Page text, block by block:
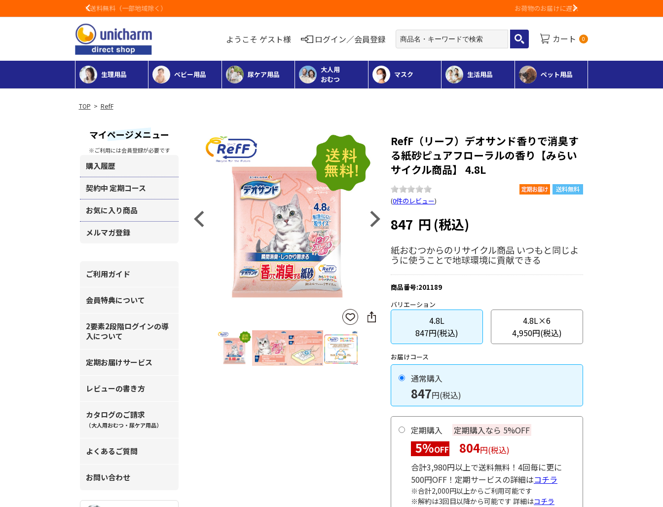
Previous
ようこそ ゲスト様 ログイン／会員登録 カート 0
生理用品 ベビー用品 尿ケア用品
大人用
おむつ
マスク 生活用品 ペット用品
> RefF
マイページメニュー
※ご利用には会員登録が必要です
購入履歴
契約中 定期コース
お気に入り商品
メルマガ登録
ご利用ガイド
会員特典について
2要素2段階ログインの導
入について
定期お届けサービス
レビューの書き方
カタログのご請求
（大人用おむつ・尿ケア用品）
よくあるご質問
お問い合わせ
Previous Next
お気
に入
りに
登録
SNS
に
RefF（リーフ）デオサンド香りで消臭す
る紙砂ピュアフローラルの香り【みらい
サイクル商品】 4.8L
(0件のレビュー)
847 円 (税込)
紙おむつからのリサイクル商品 いつもと同じよ
うに使うことで地球環境に貢献できる
商品番号:201189
バリエーション
4.8L
847円(税込)
4.8L×6
4,950円(税込)
お届けコース
通常購入
847円(税込)
定期購入 定期購入なら 5%OFF
5%OFF 804円(税込)
合計3,980円以上で送料無料！4回毎に更に
500円OFF！定期サービスの詳細はコチラ
※合計2,000円以上からご利用可能です
※解約は3回目以降から可能です 詳細はコチラ